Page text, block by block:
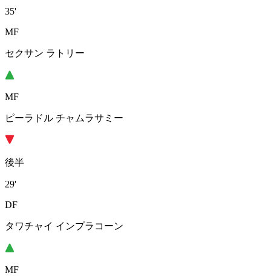
35'
MF
セクサン ラトリー
MF
ピーラドル チャムラサミー
後半
29'
DF
タワチャイ インプラコーン
MF